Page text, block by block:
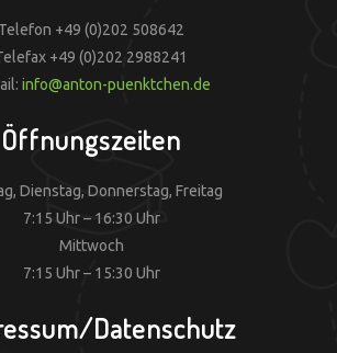
Telefon +49 (0)202 508642
+49 (0)202 2988241
info@anton-puenktchen.de
Öffnungszeiten
Dienstag, Donnerstag, Freitag
7:15 Uhr – 16:30 Uhr
Mittwoch
7:15 Uhr – 15:30 Uhr
Datenschutz